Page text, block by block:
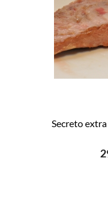
Secreto